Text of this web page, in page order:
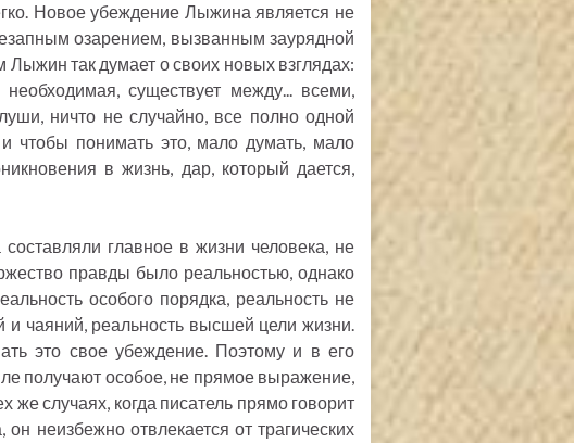
Новое убеждение Лыжина является не
озарением, вызванным заурядной
Лыжин так думает о своих новых взглядах:
существует между... всеми,
ничто не случайно, все полно одной
чтобы понимать это, мало думать, мало
в жизнь, дар, который дается,
главное в жизни человека, не
правды было реальностью, однако
особого порядка, реальность не
и чаяний, реальность высшей цели жизни.
это свое убеждение. Поэтому и в его
получают особое, не прямое выражение,
же случаях, когда писатель прямо говорит
неизбежно отвлекается от трагических